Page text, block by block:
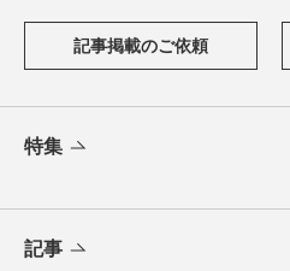
記事掲載のご依頼
特集
記事